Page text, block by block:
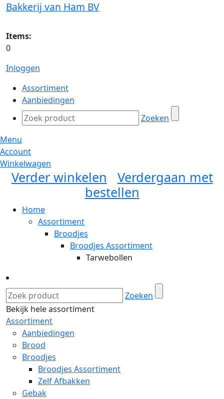
Bakkerij van Ham BV
Items:
0
Inloggen
Assortiment
Aanbiedingen
Zoeken
Menu
Account
Winkelwagen
Verder winkelen
Verdergaan met
bestellen
Home
Assortiment
Broodjes
Broodjes Assortiment
Tarwebollen
Zoeken
Bekijk hele assortiment
Assortiment
Aanbiedingen
Brood
Broodjes
Broodjes Assortiment
Zelf Afbakken
Gebak